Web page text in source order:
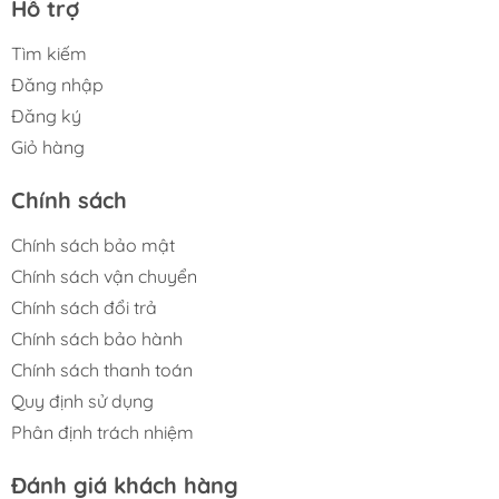
Đĩa lau xoay đôi 200 vòng/phút đánh bật vết bẩn
Khăn lau tự nâng 10mm khi gặp thảm, chống
thấm ướt và ngăn ngừa lây nhiễm chéo.
và sấy khô 45°C hoàn toàn tự động.
Công nghệ Reactive Tech nhận diện vật cản nhỏ, di
chuyển linh hoạt và tránh va chạm.
Điều hướng PreciSense LiDAR quét 360° tạo bản
Ứng dụng Roborock với AI SmartPlan điều khiển
thông minh, hỗ trợ giọng nói và Apple Watch.
Hỗ trợ
Tìm kiếm
Đăng nhập
Đăng ký
Giỏ hàng
Chính sách
Chính sách bảo mật
Chính sách vận chuyển
Chính sách đổi trả
Chính sách bảo hành
Chính sách thanh toán
Quy định sử dụng
Phân định trách nhiệm
Đánh giá khách hàng